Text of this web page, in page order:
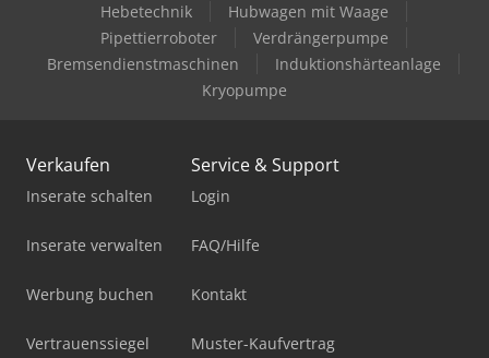
Hebetechnik
Hubwagen mit Waage
Pipettierroboter
Verdrängerpumpe
Bremsendienstmaschinen
Induktionshärteanlage
Kryopumpe
Verkaufen
Inserate schalten
Inserate verwalten
Werbung buchen
Vertrauenssiegel
Service & Support
Login
FAQ/Hilfe
Kontakt
Muster-Kaufvertrag